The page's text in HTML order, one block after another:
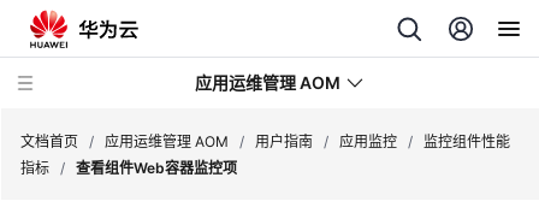
应用运维管理 AOM
文档首页 / 应用运维管理 AOM / 用户指南 / 应用监控 /
监控组件性能
指标 / 查看组件Web容器监控项